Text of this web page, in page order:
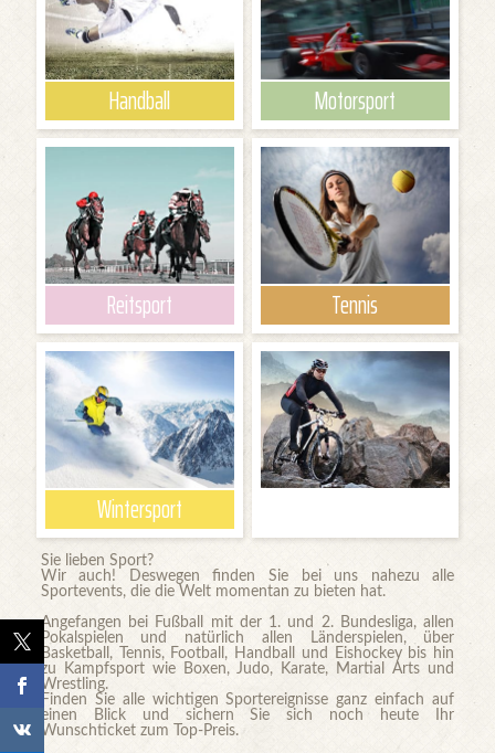
Handball Motorsport
Reitsport Tennis
Wintersport
Sie lieben Sport?
Wir auch! Deswegen finden Sie bei uns nahezu alle
Sportevents, die die Welt momentan zu bieten hat.
Angefangen bei Fußball mit der 1. und 2. Bundesliga, allen
Pokalspielen und natürlich allen Länderspielen, über
Basketball, Tennis, Football, Handball und Eishockey bis hin
zu Kampfsport wie Boxen, Judo, Karate, Martial Arts und
Wrestling.
Finden Sie alle wichtigen Sportereignisse ganz einfach auf
einen Blick und sichern Sie sich noch heute Ihr
Wunschticket zum Top-Preis.